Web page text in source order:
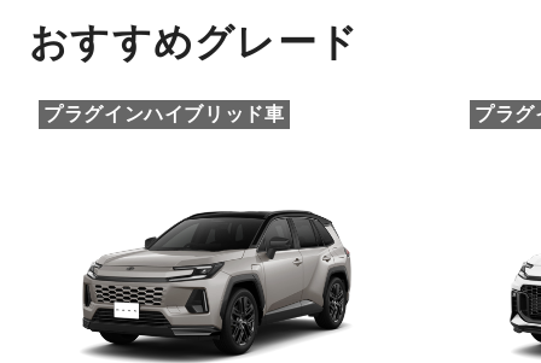
おすすめグレード
プラグインハイブリッド車 プラグ